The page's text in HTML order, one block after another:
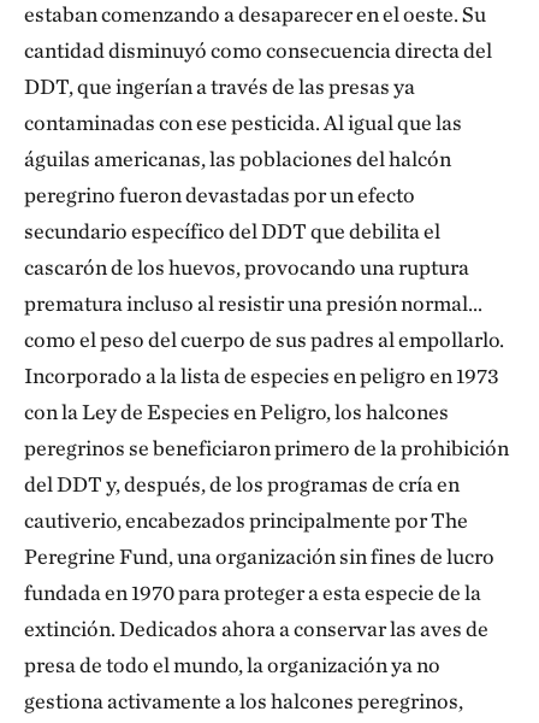
estaban comenzando a desaparecer en el oeste. Su
cantidad disminuyó como consecuencia directa del
DDT, que ingerían a través de las presas ya
contaminadas con ese pesticida. Al igual que las
águilas americanas, las poblaciones del halcón
peregrino fueron devastadas por un efecto
secundario específico del DDT que debilita el
cascarón de los huevos, provocando una ruptura
prematura incluso al resistir una presión normal…
como el peso del cuerpo de sus padres al empollarlo.
Incorporado a la lista de especies en peligro en 1973
con la Ley de Especies en Peligro, los halcones
peregrinos se beneficiaron primero de la prohibición
del DDT y, después, de los programas de cría en
cautiverio, encabezados principalmente por The
Peregrine Fund, una organización sin fines de lucro
fundada en 1970 para proteger a esta especie de la
extinción. Dedicados ahora a conservar las aves de
presa de todo el mundo, la organización ya no
gestiona activamente a los halcones peregrinos,